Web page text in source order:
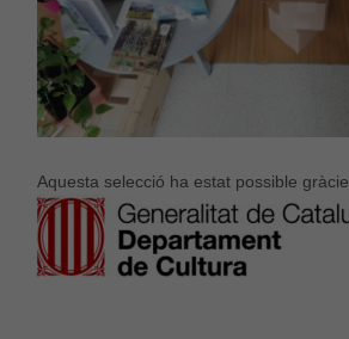
Aquesta selecció ha estat possible